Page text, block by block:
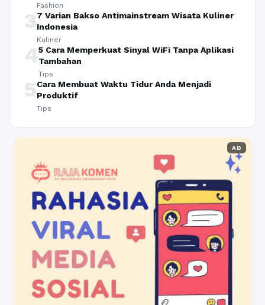
Fashion
37 Varian Bakso Antimainstream Wisata Kuliner
Indonesia
Kuliner
45 Cara Memperkuat Sinyal WiFi Tanpa Aplikasi
Tambahan
Tips
5Cara Membuat Waktu Tidur Anda Menjadi
Produktif
Tips
AD